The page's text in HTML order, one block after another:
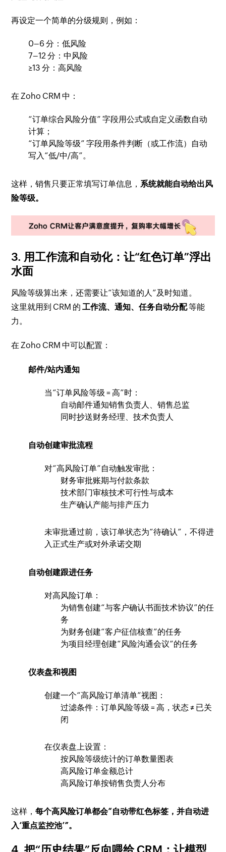
再设定一个简单的分级规则，例如：
0–6 分：低风险
7–12 分：中风险
≥13 分：高风险
在 Zoho CRM 中：
“订单综合风险分值” 字段用公式或自定义函数自动
计算；
“订单风险等级” 字段用条件判断（或工作流）自动
写入“低/中/高”。
这样，销售只要正常填写订单信息， 系统就能自动给出风
险等级。
3. 用工作流和自动化：让“红色订单”浮出
水面
风险等级算出来，还需要让“该知道的人”及时知道。
这里就用到 CRM 的工作流、通知、任务自动分配等能
力。
在 Zoho CRM 中可以配置：
邮件/站内通知
当“订单风险等级 = 高”时：
自动邮件通知销售负责人、销售总监
同时抄送财务经理、技术负责人
自动创建审批流程
对“高风险订单”自动触发审批：
财务审批账期与付款条款
技术部门审核技术可行性与成本
生产确认产能与排产压力
未审批通过前，该订单状态为“待确认”，不得进
入正式生产或对外承诺交期
自动创建跟进任务
对高风险订单：
为销售创建“与客户确认书面技术协议”的任
务
为财务创建“客户征信核查”的任务
为项目经理创建“风险沟通会议”的任务
仪表盘和视图
创建一个“高风险订单清单”视图：
过滤条件：订单风险等级 = 高，状态 ≠ 已关
闭
在仪表盘上设置：
按风险等级统计的订单数量图表
高风险订单金额总计
高风险订单按销售负责人分布
这样，每个高风险订单都会“自动带红色标签，并自动进
入‘重点监控池’”。